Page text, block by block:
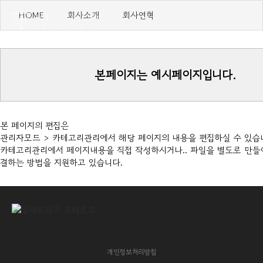
HOME 회사소개 회사연혁
본페이지는 예시페이지입니다.
본 페이지의 편집은
관리자모드 > 카테고리관리에서 해당 페이지의 내용을 편집하실 수 있습
카테고리관리에서 페이지내용을 직접 작성하시거나.. 파일을 별도로 만들
결하는 방법을 지원하고 있습니다.
개인정보처리방침